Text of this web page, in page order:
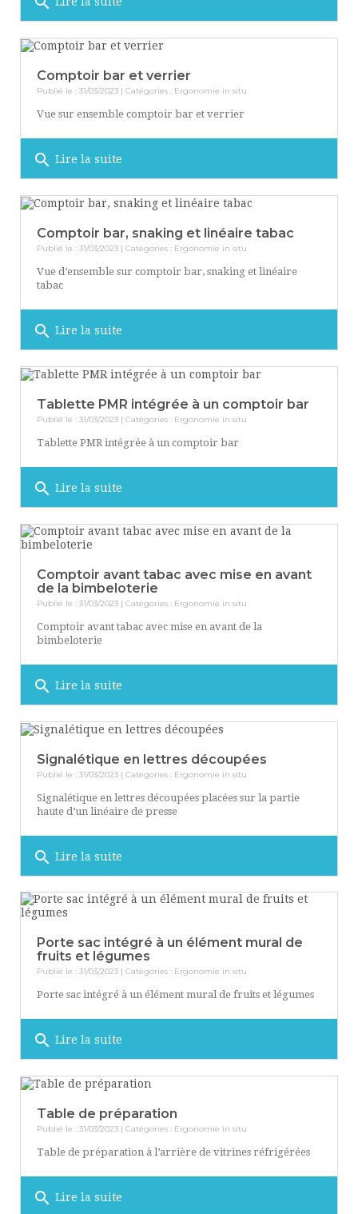
Comptoir bar et verrier
Publié le : 31/03/2023 | Catégories : Ergonomie in situ
Vue sur ensemble comptoir bar et verrier
search Lire la suite
Comptoir bar, snaking et linéaire tabac
Publié le : 31/03/2023 | Catégories : Ergonomie in situ
Vue d’ensemble sur comptoir bar, snaking et linéaire
tabac
search Lire la suite
Tablette PMR intégrée à un comptoir bar
Publié le : 31/03/2023 | Catégories : Ergonomie in situ
Tablette PMR intégrée à un comptoir bar
search Lire la suite
Comptoir avant tabac avec mise en avant
de la bimbeloterie
Publié le : 31/03/2023 | Catégories : Ergonomie in situ
Comptoir avant tabac avec mise en avant de la
bimbeloterie
search Lire la suite
Signalétique en lettres découpées
Publié le : 31/03/2023 | Catégories : Ergonomie in situ
Signalétique en lettres découpées placées sur la partie
haute d’un linéaire de presse
search Lire la suite
Porte sac intégré à un élément mural de
fruits et légumes
Publié le : 31/03/2023 | Catégories : Ergonomie in situ
Porte sac intégré à un élément mural de fruits et légumes
search Lire la suite
Table de préparation
Publié le : 31/03/2023 | Catégories : Ergonomie in situ
Table de préparation à l’arrière de vitrines réfrigérées
search Lire la suite